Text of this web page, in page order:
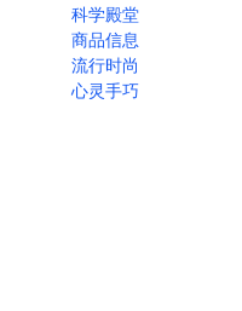
科学殿堂
商品信息
流行时尚
心灵手巧